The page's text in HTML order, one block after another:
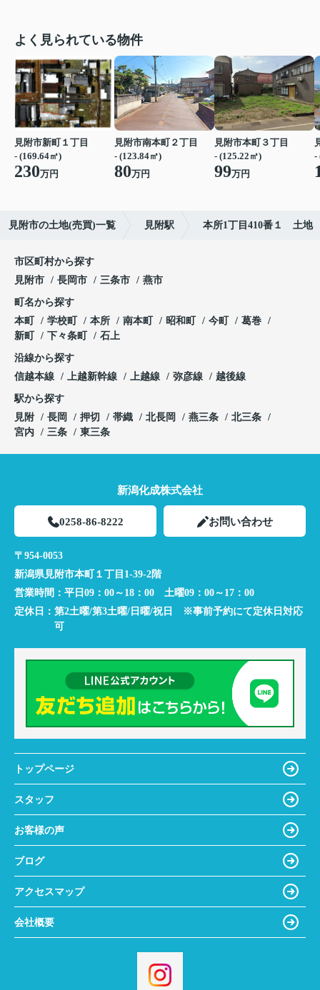
よく見られている物件
見附市新町１丁目
- (169.64㎡)
230万円
見附市南本町２丁目
- (123.84㎡)
80万円
見附市本町３丁目
- (125.22㎡)
99万円
-
見附市の土地(売買)一覧 見附駅 本所1丁目410番１ 土地
市区町村から探す
見附市
長岡市 三条市 燕市
町名から探す
本町
学校町 本所 南本町 昭和町 今町
葛巻
新町
下々条町 石上
沿線から探す
信越本線
上越新幹線 上越線 弥彦線 越後線
駅から探す
見附
長岡 押切 帯織 北長岡 燕三条
北三条
宮内
三条 東三条
新潟化成株式会社
0258-86-8222 お問い合わせ
〒954-0053
新潟県見附市本町１丁目1-39-2階
営業時間： 平日09：00～18：00 土曜09：00～17：00
定休日： 第2土曜/第3土曜/日曜/祝日 ※事前予約にて定休日対応
可
トップページ
スタッフ
お客様の声
ブログ
アクセスマップ
会社概要